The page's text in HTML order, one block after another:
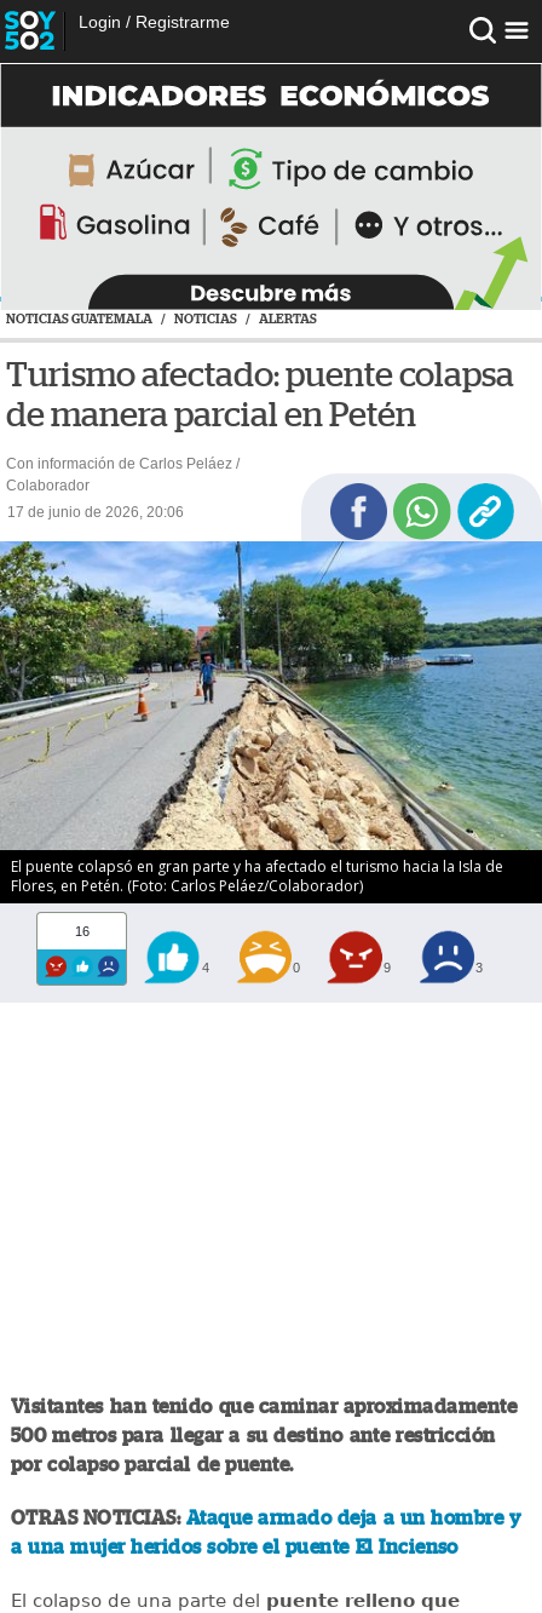
Login / Registrarme
NOTICIAS GUATEMALA / NOTICIAS / ALERTAS
Turismo afectado: puente colapsa
de manera parcial en Petén
Con información de Carlos Peláez /
Colaborador
17 de junio de 2026, 20:06
El puente colapsó en gran parte y ha afectado el turismo hacia la Isla de
Flores, en Petén. (Foto: Carlos Peláez/Colaborador)
16
4 0 9 3
Visitantes han tenido que caminar aproximadamente
500 metros para llegar a su destino ante restricción
por colapso parcial de puente.
OTRAS NOTICIAS: Ataque armado deja a un hombre y
a una mujer heridos sobre el puente El Incienso
El colapso de una parte del puente relleno que